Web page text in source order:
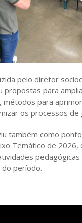
pelo diretor
propostas para
métodos para
os processos de
também como
Temático de 2026,
período.